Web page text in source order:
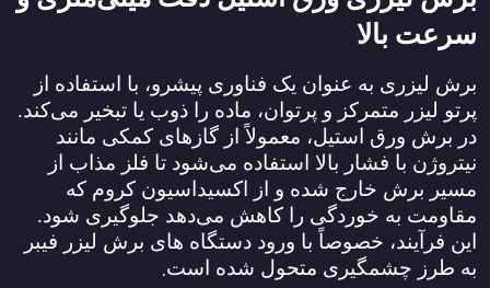
سرعت بالا
برش لیزری به عنوان یک فناوری پیشرو، با استفاده از
پرتو لیزر متمرکز و پرتوان، ماده را ذوب یا تبخیر می‌کند.
در برش ورق استیل، معمولاً از گازهای کمکی مانند
نیتروژن با فشار بالا استفاده می‌شود تا فلز مذاب از
مسیر برش خارج شده و از اکسیداسیون کروم که
مقاومت به خوردگی را کاهش می‌دهد جلوگیری شود.
این فرآیند، خصوصاً با ورود دستگاه‌ های برش لیزر فیبر
به طرز چشمگیری متحول شده است.